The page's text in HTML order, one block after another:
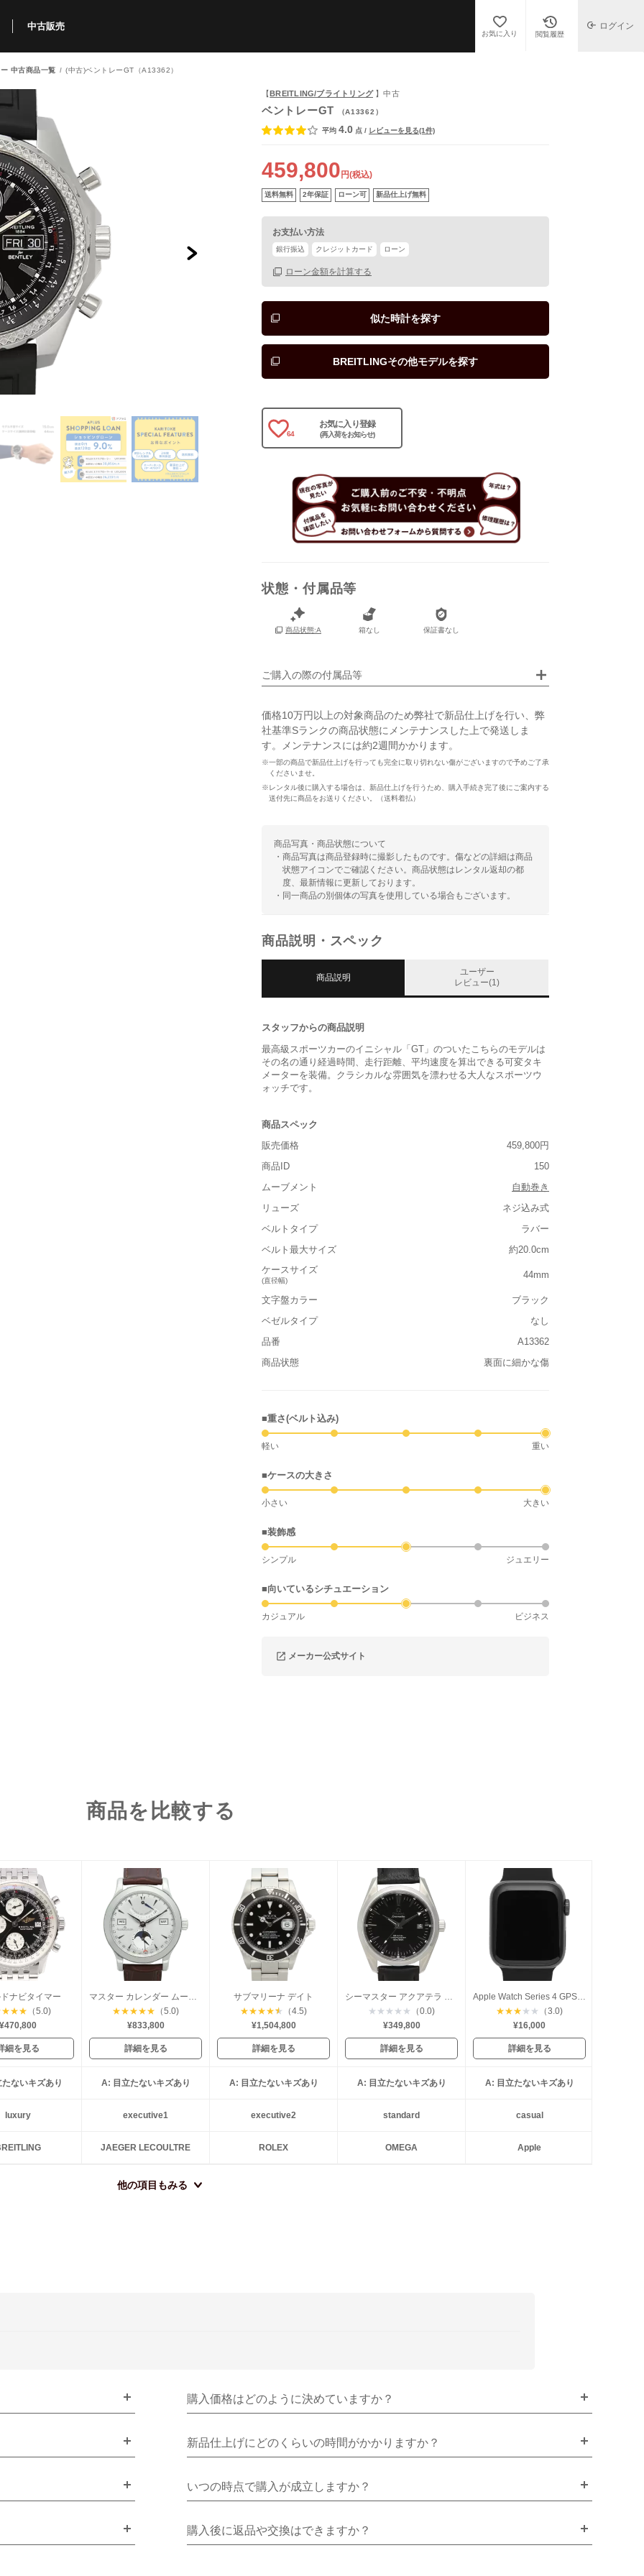
限定商品 購入可能商品
できるポイント カリトケとは？
用方法 Q&A
中古販売
中古販売商品 ブランド一覧
お気に入り 閲覧履歴
ログイン
中古商品一覧 (中古)ベントレーGT（A13362）
【BREITLING/ブライトリング】中古
ベントレーGT （A13362）
平均 4.0 点 / レビューを見る(1件)
459,800 円(税込)
送料無料 2年保証 ローン可 新品仕上げ無料
お支払い方法
銀行振込 クレジットカード ローン
ローン金額を計算する
似た時計を探す
BREITLINGその他モデルを探す
64
お気に入り登録
(再入荷をお知らせ)
状態・付属品等
商品状態:A 箱なし 保証書なし
ご購入の際の付属品等
保証書
箱
価格10万円以上の対象商品のため弊社で新品仕上げを行い、弊
社基準Sランクの商品状態にメンテナンスした上で発送しま
す。メンテナンスには約2週間かかります。
※一部の商品で新品仕上げを行っても完全に取り切れない傷がございますので予めご了承
くださいませ。
※レンタル後に購入する場合は、新品仕上げを行うため、購入手続き完了後にご案内する
送付先に商品をお送りください。（送料着払）
商品写真・商品状態について
・商品写真は商品登録時に撮影したものです。傷などの詳細は商品
状態アイコンでご確認ください。商品状態はレンタル返却の都
度、最新情報に更新しております。
・同一商品の別個体の写真を使用している場合もございます。
商品説明・スペック
商品説明
ユーザー
レビュー(1)
スタッフからの商品説明
最高級スポーツカーのイニシャル「GT」のついたこちらのモデルは
その名の通り経過時間、走行距離、平均速度を算出できる可変タキ
メーターを装備。クラシカルな雰囲気を漂わせる大人なスポーツウ
ォッチです。
商品スペック
販売価格
459,800円
商品ID
150
ムーブメント
自動巻き
リューズ
ネジ込み式
ベルトタイプ
ラバー
ベルト最大サイズ
約20.0cm
ケースサイズ
(直径幅)
44mm
文字盤カラー
ブラック
ベゼルタイプ
なし
品番
A13362
商品状態
裏面に細かな傷
■重さ(ベルト込み)
軽い 重い
■ケースの大きさ
小さい 大きい
■装飾感
シンプル ジュエリー
■向いているシチュエーション
カジュアル ビジネス
メーカー公式サイト
商品を比較する
ナビタイマー
★★★ （5.0)
細を見る
マスター カレンダー ムーンフェイズ
★★★★★ （5.0)
¥833,800
詳細を見る
サブマリーナ デイト
★★★★★
（4.5)
¥1,504,800
詳細を見る
シーマスター アクアテラ コーアクシャル
★ ★ ★ ★ ★
（0.0)
¥349,800
詳細を見る
Apple Watch Series 4 GPS 40mm
★★★ ★ ★
（3.0)
¥16,000
詳細を見る
ないキズあり A: 目立たないキズあり A: 目立たないキズあり A: 目立たないキズあり A: 目立たないキズあり
luxury executive1 executive2 standard casual
JAEGER LECOULTRE ROLEX OMEGA Apple
他の項目もみる
購入価格はどのように決めていますか？
新品仕上げにどのくらいの時間がかかりますか？
いつの時点で購入が成立しますか？
購入後に返品や交換はできますか？